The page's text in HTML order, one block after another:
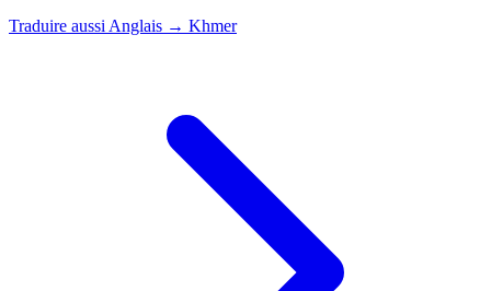
Traduire aussi Anglais → Khmer